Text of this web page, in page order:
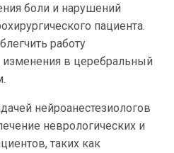
боли и нарушений
пациента.
работу
изменения в церебральный
нейроанестезиологов
неврологических и
таких как